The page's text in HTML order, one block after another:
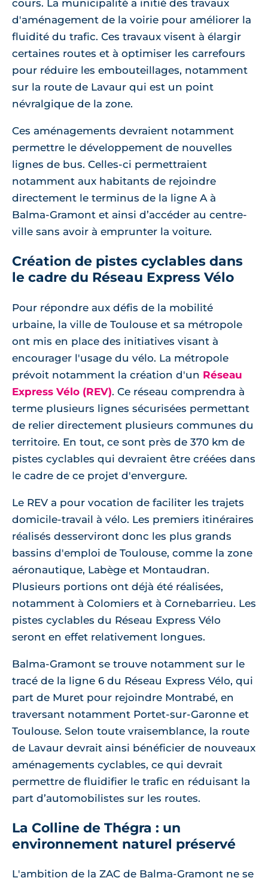
cours. La municipalité a initié des travaux
d'aménagement de la voirie pour améliorer la
fluidité du trafic. Ces travaux visent à élargir
certaines routes et à optimiser les carrefours
pour réduire les embouteillages, notamment
sur la route de Lavaur qui est un point
névralgique de la zone.
Ces aménagements devraient notamment
permettre le développement de nouvelles
lignes de bus. Celles-ci permettraient
notamment aux habitants de rejoindre
directement le terminus de la ligne A à
Balma-Gramont et ainsi d’accéder au centre-
ville sans avoir à emprunter la voiture.
Création de pistes cyclables dans
le cadre du Réseau Express Vélo
Pour répondre aux défis de la mobilité
urbaine, la ville de Toulouse et sa métropole
ont mis en place des initiatives visant à
encourager l'usage du vélo. La métropole
prévoit notamment la création d'un Réseau
Express Vélo (REV). Ce réseau comprendra à
terme plusieurs lignes sécurisées permettant
de relier directement plusieurs communes du
territoire. En tout, ce sont près de 370 km de
pistes cyclables qui devraient être créées dans
le cadre de ce projet d'envergure.
Le REV a pour vocation de faciliter les trajets
domicile-travail à vélo. Les premiers itinéraires
réalisés desserviront donc les plus grands
bassins d'emploi de Toulouse, comme la zone
aéronautique, Labège et Montaudran.
Plusieurs portions ont déjà été réalisées,
notamment à Colomiers et à Cornebarrieu. Les
pistes cyclables du Réseau Express Vélo
seront en effet relativement longues.
Balma-Gramont se trouve notamment sur le
tracé de la ligne 6 du Réseau Express Vélo, qui
part de Muret pour rejoindre Montrabé, en
traversant notamment Portet-sur-Garonne et
Toulouse. Selon toute vraisemblance, la route
de Lavaur devrait ainsi bénéficier de nouveaux
aménagements cyclables, ce qui devrait
permettre de fluidifier le trafic en réduisant la
part d’automobilistes sur les routes.
La Colline de Thégra : un
environnement naturel préservé
L'ambition de la ZAC de Balma-Gramont ne se